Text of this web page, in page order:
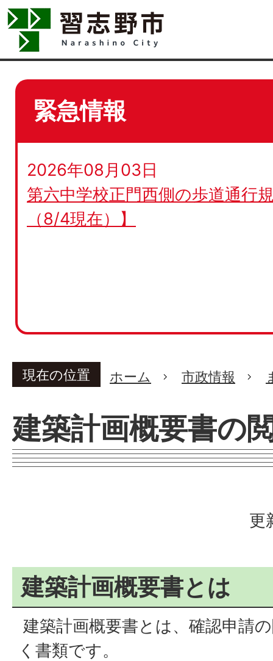
緊急情報
2026年08月03日
第六中学校正門西側の歩道通行
（8/4現在）】
現在の位置 ホーム 市政情報
建築計画概要書の
更
建築計画概要書とは
建築計画概要書とは、確認申請
く書類です。